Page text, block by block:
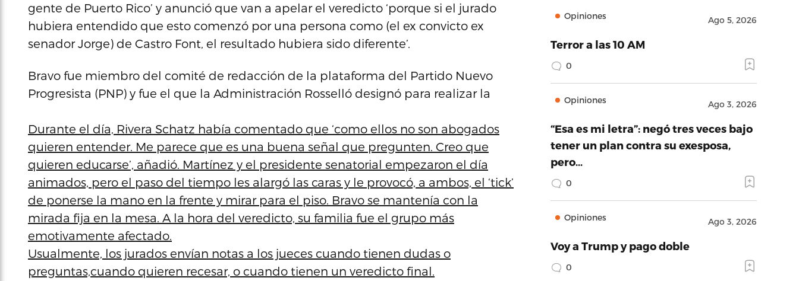
gente de Puerto Rico’ y anunció que van a apelar el veredicto ‘porque si el jurado
hubiera entendido que esto comenzó por una persona como (el ex convicto ex
senador Jorge) de Castro Font, el resultado hubiera sido diferente’.
Bravo fue miembro del comité de redacción de la plataforma del Partido Nuevo
Progresista (PNP) y fue el que la Administración Rosselló designó para realizar la
Durante el día, Rivera Schatz había comentado que ‘como ellos no son abogados
quieren entender. Me parece que es una buena señal que pregunten. Creo que
quieren educarse’, añadió. Martínez y el presidente senatorial empezaron el día
animados, pero el paso del tiempo les alargó las caras y le provocó, a ambos, el ‘tick’
de ponerse la mano en la frente y mirar para el piso. Bravo se mantenía con la
mirada fija en la mesa. A la hora del veredicto, su familia fue el grupo más
emotivamente afectado.
Usualmente, los jurados envían notas a los jueces cuando tienen dudas o
preguntas,cuando quieren recesar, o cuando tienen un veredicto final.
Opiniones Ago 5, 2026
Terror a las 10 AM
0
Opiniones Ago 3, 2026
“Esa es mi letra”: negó tres veces bajo
tener un plan contra su exesposa,
pero…
0
Opiniones Ago 3, 2026
Voy a Trump y pago doble
0